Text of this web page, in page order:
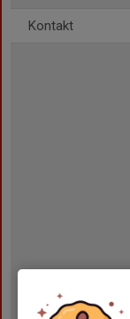
Kontakt